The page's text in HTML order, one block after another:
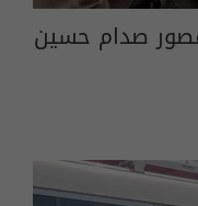
صدام حسين